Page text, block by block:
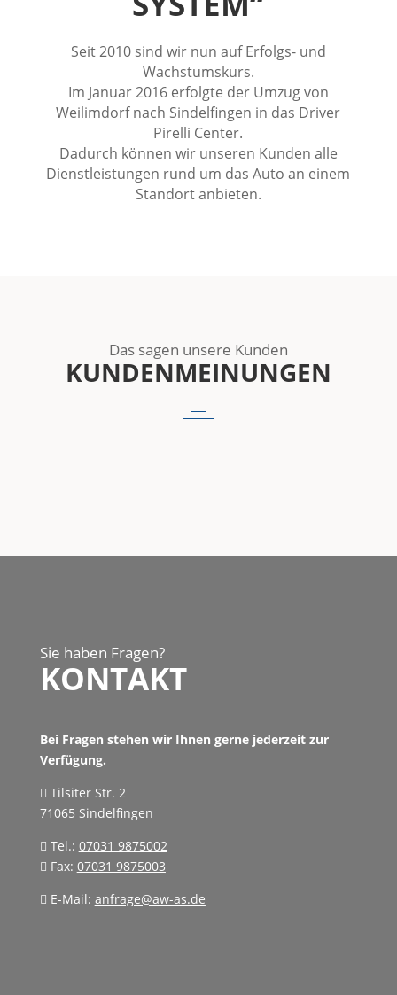
Seit 2010 sind wir nun auf Erfolgs- und
Wachstumskurs.
Im Januar 2016 erfolgte der Umzug von
Weilimdorf nach Sindelfingen in das Driver
Pirelli Center.
Dadurch können wir unseren Kunden alle
Dienstleistungen rund um das Auto an einem
Standort anbieten.
Das sagen unsere Kunden
KUNDENMEINUNGEN
Sie haben Fragen?
KONTAKT
Bei Fragen stehen wir Ihnen gerne jederzeit zur
Verfügung.
Tilsiter Str. 2
71065 Sindelfingen
Tel.: 07031 9875002
Fax: 07031 9875003
E-Mail: anfrage@aw-as.de